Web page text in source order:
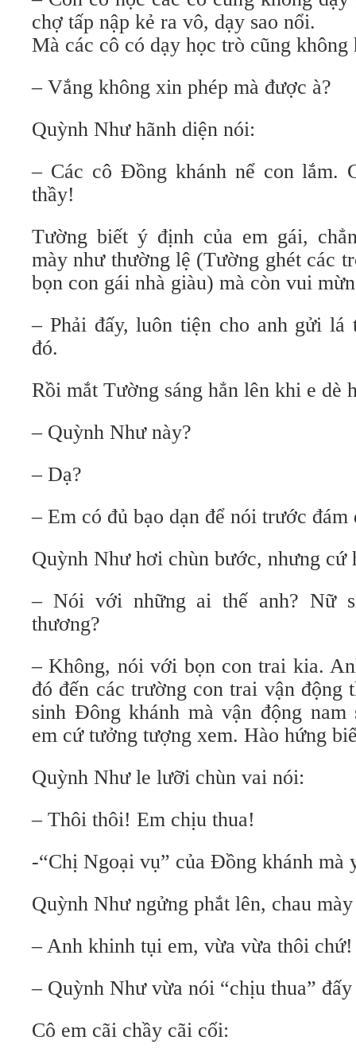
chợ tấp nập kẻ ra vô, dạy sao nổi.
Mà các cô có dạy học trò cũng không
– Vắng không xin phép mà được à?
Quỳnh Như hãnh diện nói:
– Các cô Đồng khánh nể con lắm.
thầy!
Tường biết ý định của em gái,
mày như thường lệ (Tường ghét các
bọn con gái nhà giàu) mà còn vui
– Phải đấy, luôn tiện cho anh gửi lá
đó.
Rồi mắt Tường sáng hẳn lên khi e dè
– Quỳnh Như này?
– Dạ?
– Em có đủ bạo dạn để nói trước đám
Quỳnh Như hơi chùn bước, nhưng cứ
– Nói với những ai thế anh? Nữ
thương?
– Không, nói với bọn con trai kia.
đó đến các trường con trai vận động
sinh Đông khánh mà vận động nam
em cứ tưởng tượng xem. Hào hứng
Quỳnh Như le lưỡi chùn vai nói:
– Thôi thôi! Em chịu thua!
-“Chị Ngoại vụ” của Đồng khánh mà
Quỳnh Như ngửng phắt lên, chau
– Anh khinh tụi em, vừa vừa thôi chứ!
– Quỳnh Như vừa nói “chịu thua”
Cô em cãi chầy cãi cối: